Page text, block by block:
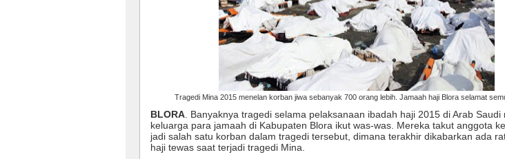
Tragedi Mina 2015 menelan korban jiwa sebanyak 700 orang lebih. Jamaah haji Blora selamat
BLORA . Banyaknya tragedi selama pelaksanaan ibadah haji 2015 di Arab Saudi
keluarga para jamaah di Kabupaten Blora ikut was-was. Mereka takut anggota
jadi salah satu korban dalam tragedi tersebut, dimana terakhir dikabarkan ada
haji tewas saat terjadi tragedi Mina.